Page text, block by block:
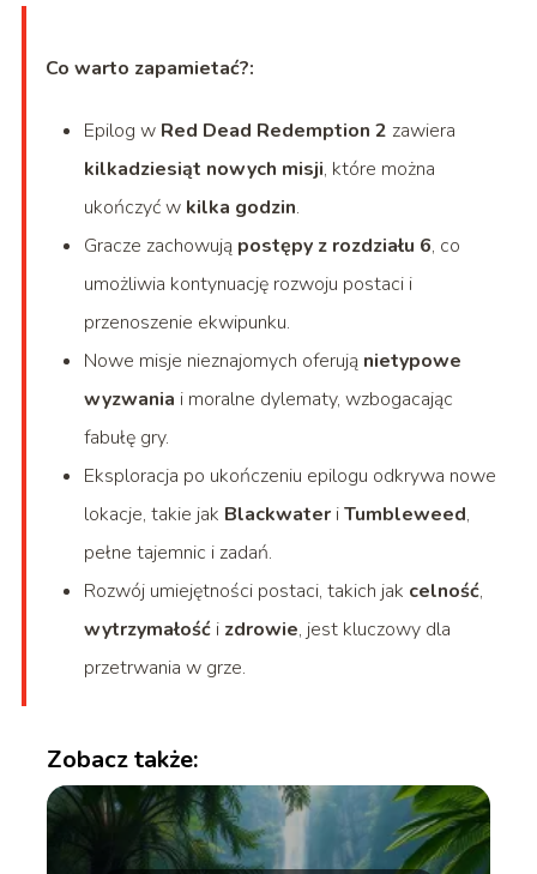
Co warto zapamietać?:
Epilog w Red Dead Redemption 2 zawiera
kilkadziesiąt nowych misji, które można
ukończyć w kilka godzin.
Gracze zachowują postępy z rozdziału 6, co
umożliwia kontynuację rozwoju postaci i
przenoszenie ekwipunku.
Nowe misje nieznajomych oferują nietypowe
wyzwania i moralne dylematy, wzbogacając
fabułę gry.
Eksploracja po ukończeniu epilogu odkrywa nowe
lokacje, takie jak BlackwateriTumbleweed,
pełne tajemnic i zadań.
Rozwój umiejętności postaci, takich jak celność,
wytrzymałośći zdrowie, jest kluczowy dla
przetrwania w grze.
Zobacz także: